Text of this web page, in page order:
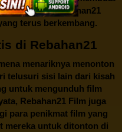
gratis diRebahan21
terus berkembang.
di Rebahan21
menariknya menonton
telusuri sisi lain dari kisah
untuk mengunduh film
Rebahan21 Film juga
para penikmat film yang
mereka untuk ditonton di